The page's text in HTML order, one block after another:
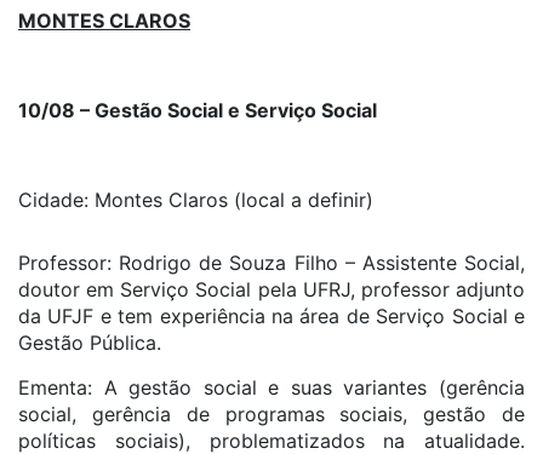
MONTES CLAROS
10/08 – Gestão Social e Serviço Social
Cidade: Montes Claros (local a definir)
Professor: Rodrigo de Souza Filho – Assistente Social,
doutor em Serviço Social pela UFRJ, professor adjunto
da UFJF e tem experiência na área de Serviço Social e
Gestão Pública.
Ementa: A gestão social e suas variantes (gerência
social, gerência de programas sociais, gestão de
políticas sociais), problematizados na atualidade.